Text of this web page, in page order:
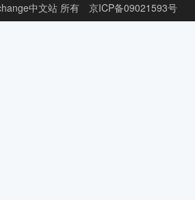
中文站 所有 京ICP备09021593号